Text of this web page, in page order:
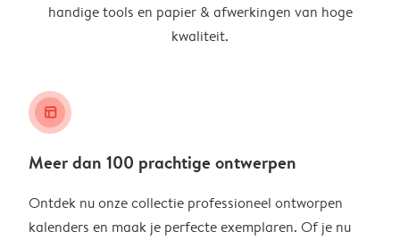
handige tools en papier & afwerkingen van hoge
kwaliteit.
layout_alt
Meer dan 100 prachtige ontwerpen
Ontdek nu onze collectie professioneel ontworpen
kalenders en maak je perfecte exemplaren. Of je nu